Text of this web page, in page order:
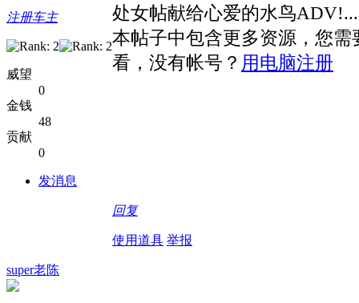
注册车主
威望
0
金钱
48
贡献
0
发消息
处女帖献给心爱的水鸟ADV!...
本帖子中包含更多资源，您
看，没有帐号？ 用电脑注册
回复
使用道具 举报
super老陈